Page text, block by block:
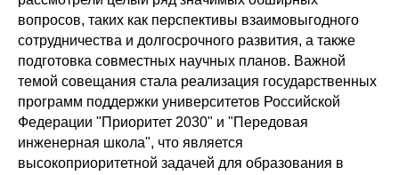
вопросов, таких как перспективы взаимовыгодного
сотрудничества и долгосрочного развития, а также
подготовка совместных научных планов. Важной
темой совещания стала реализация государственных
программ поддержки университетов Российской
Федерации "Приоритет 2030" и "Передовая
инженерная школа", что является
высокоприоритетной задачей для образования в